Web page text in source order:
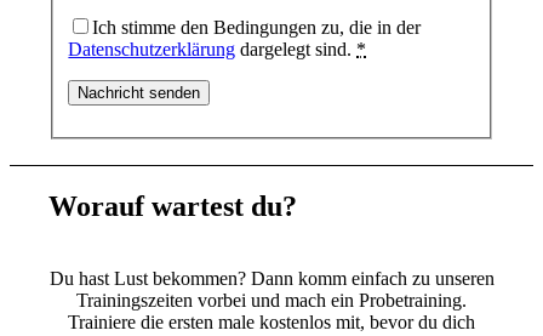
Ich stimme den Bedingungen zu, die in der
Datenschutzerklärung dargelegt sind. *
Worauf wartest du?
Du hast Lust bekommen? Dann komm einfach zu unseren
Trainingszeiten vorbei und mach ein Probetraining.
Trainiere die ersten male kostenlos mit, bevor du dich